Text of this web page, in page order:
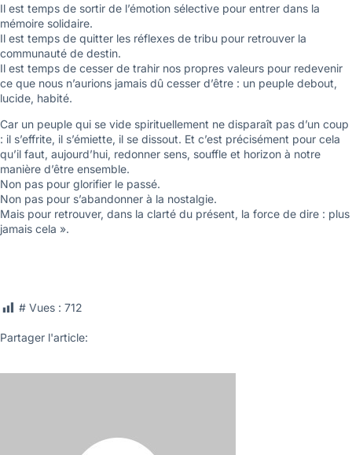
Il est temps de sortir de l’émotion sélective pour entrer dans la
mémoire solidaire.
Il est temps de quitter les réflexes de tribu pour retrouver la
communauté de destin.
Il est temps de cesser de trahir nos propres valeurs pour redevenir
ce que nous n’aurions jamais dû cesser d’être : un peuple debout,
lucide, habité.
Car un peuple qui se vide spirituellement ne disparaît pas d’un coup
: il s’effrite, il s’émiette, il se dissout. Et c’est précisément pour cela
qu’il faut, aujourd’hui, redonner sens, souffle et horizon à notre
manière d’être ensemble.
Non pas pour glorifier le passé.
Non pas pour s’abandonner à la nostalgie.
Mais pour retrouver, dans la clarté du présent, la force de dire : plus
jamais cela ».
# Vues : 712
Partager l'article: